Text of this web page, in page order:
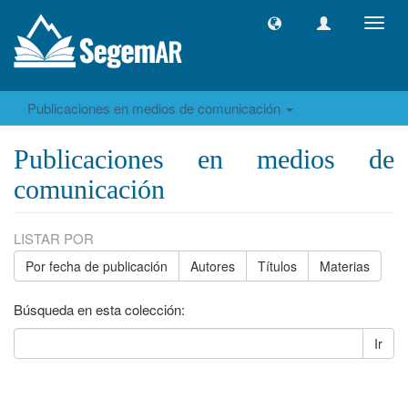
Publicaciones en medios de comunicación
Publicaciones en medios de
comunicación
LISTAR POR
Por fecha de publicación Autores Títulos Materias
Búsqueda en esta colección:
Ir